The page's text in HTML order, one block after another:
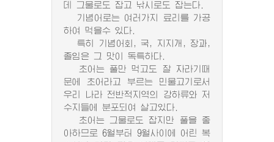
데 그물로도 잡고 낚시로도 잡는다.
기념어로는 여러가지 료리를 가공
하여 먹을수 있다.
특히 기념어회, 국, 지지개, 장과,
졸임은 그 맛이 독특하다.
초어는 풀만 먹고도 잘 자라기때
문에 초어라고 부르는 민물고기로서
우리 나라 전반적지역의 강하류와 저
수지들에 분포되여 살고있다.
초어는 그물로도 잡지만 풀을 좋
아하므로 6월부터 9월사이에 어린 복